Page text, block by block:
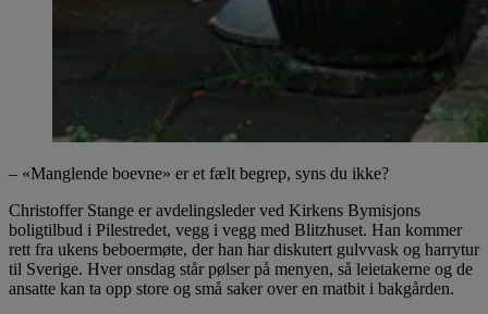
– «Manglende boevne» er et fælt begrep, syns du ikke?
Christoffer Stange er avdelingsleder ved Kirkens Bymisjons
boligtilbud i Pilestredet, vegg i vegg med Blitzhuset. Han kommer
rett fra ukens beboermøte, der han har diskutert gulvvask og harrytur
til Sverige. Hver onsdag står pølser på menyen, så leietakerne og de
ansatte kan ta opp store og små saker over en matbit i bakgården.